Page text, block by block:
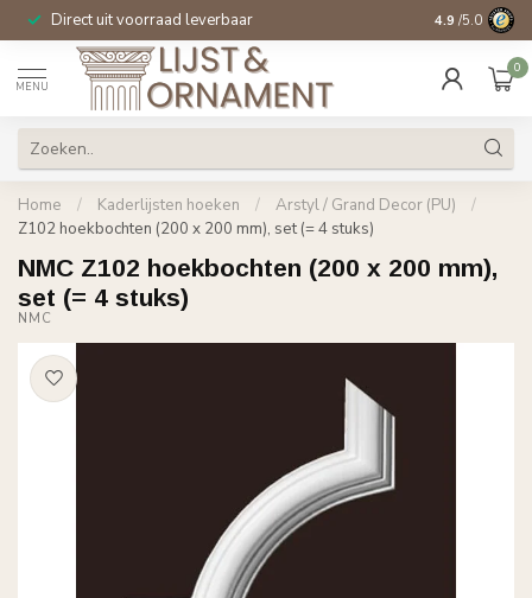
Direct uit voorraad leverbaar 14 dagen
4.9 /5.0
MENU
0
Home / Kaderlijsten hoeken / Arstyl / Grand Decor (PU)
/
Z102 hoekbochten (200 x 200 mm), set (= 4 stuks)
NMC Z102 hoekbochten (200 x 200 mm),
set (= 4 stuks)
NMC